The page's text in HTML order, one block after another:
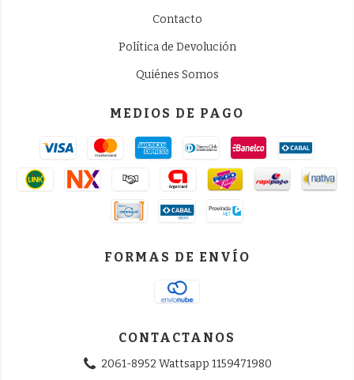
Contacto
Política de Devolución
Quiénes Somos
MEDIOS DE PAGO
FORMAS DE ENVÍO
CONTACTANOS
2061-8952 Wattsapp 1159471980